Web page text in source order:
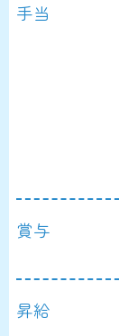
手当
賞与
昇給